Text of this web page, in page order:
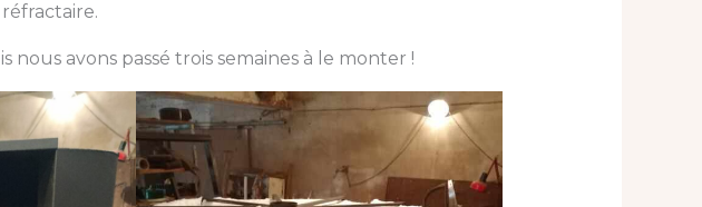
nous avons passé trois semaines à le monter !